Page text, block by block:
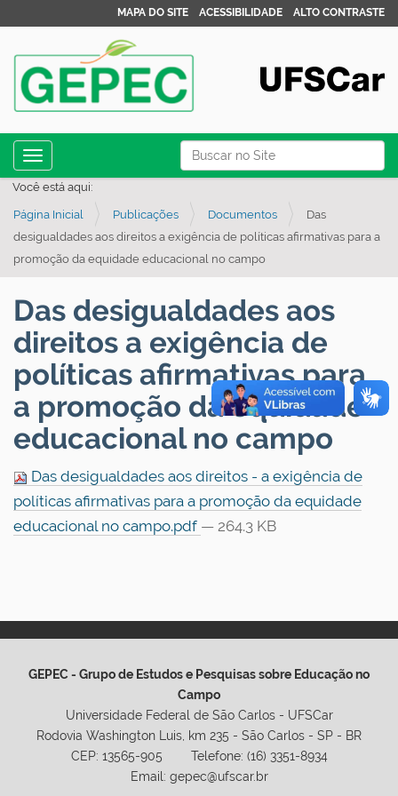
Busca
Busca Avançada…
MAPA DO SITE ACESSIBILIDADE ALTO CONTRASTE
Toggle navigation
Você está aqui:
Página Inicial Publicações Documentos
Das
desigualdades aos direitos a exigência de políticas afirmativas para a
promoção da equidade educacional no campo
Das desigualdades aos
direitos a exigência de
políticas afirmativas para
a promoção da equidade
educacional no campo
Das desigualdades aos direitos - a exigência de
políticas afirmativas para a promoção da equidade
educacional no campo.pdf — 264.3 KB
GEPEC - Grupo de Estudos e Pesquisas sobre Educação no
Campo
Universidade Federal de São Carlos - UFSCar
Rodovia Washington Luis, km 235 - São Carlos - SP - BR
CEP: 13565-905 Telefone: (16) 3351-8934
Email: gepec@ufscar.br